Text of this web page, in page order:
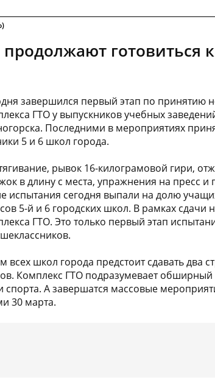
готовиться
завершился первый этап по принятию
ГТО у выпускников учебных
Последними в мероприятиях
5 и 6 школ города.
рывок 16-килограмовой гири,
в длину с места, упражнения на пресс и
испытания сегодня выпали на долю
5-й и 6 городских школ. В рамках сдачи
ГТО. Это только первый этап
школ города предстоит сдавать два
Комплекс ГТО подразумевает
спорта. А завершатся массовые
30 марта.